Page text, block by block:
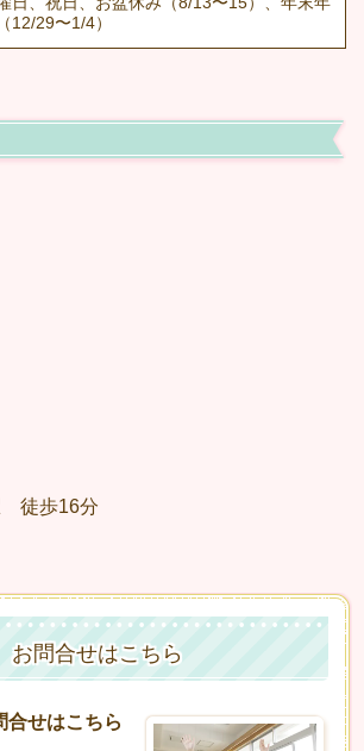
12/29〜1/4）
徒歩16分
お問合せはこちら
合せはこちら